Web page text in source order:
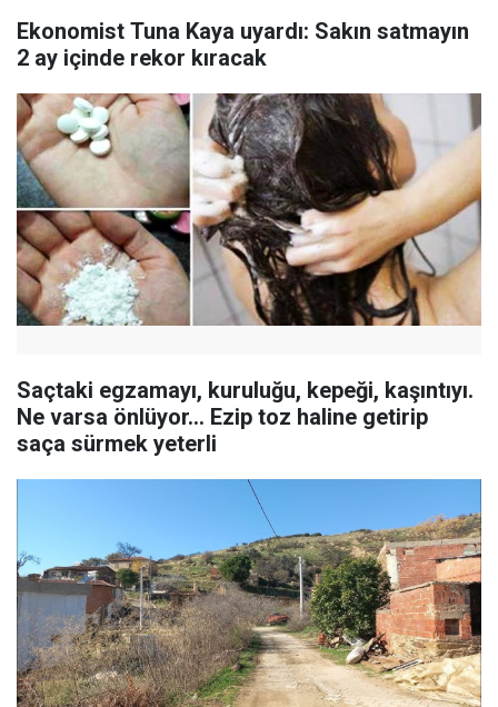
Ekonomist Tuna Kaya uyardı: Sakın satmayın
2 ay içinde rekor kıracak
Saçtaki egzamayı, kuruluğu, kepeği, kaşıntıyı.
Ne varsa önlüyor... Ezip toz haline getirip
saça sürmek yeterli